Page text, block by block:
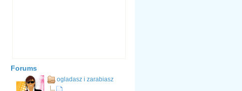
Forums
ogladasz i zarabiasz